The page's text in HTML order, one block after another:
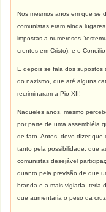
Nos mesmos anos em que se
comunistas eram ainda
impostas a numerosos
crentes em Cristo); e o
E depois se fala dos supostos
do nazismo, que até alguns
recriminaram a Pio XII!
Naqueles anos, mesmo
por parte de uma assembléia
de fato. Antes, devo dizer que
tanto pela possibilidade, que
comunistas desejável
quanto pela previsão de que
branda e a mais vigiada, teria
que aumentaria o peso da